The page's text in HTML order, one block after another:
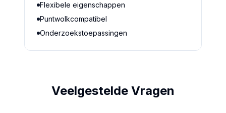
Flexibele eigenschappen
Puntwolkcompatibel
Onderzoekstoepassingen
Veelgestelde Vragen